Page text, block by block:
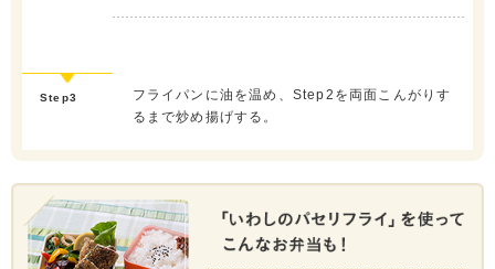
Step3
フライパンに油を温め、Step2を両面こんがりす
るまで炒め揚げする。